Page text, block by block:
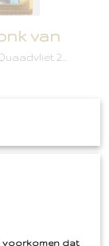
van
2…
voorkomen dat